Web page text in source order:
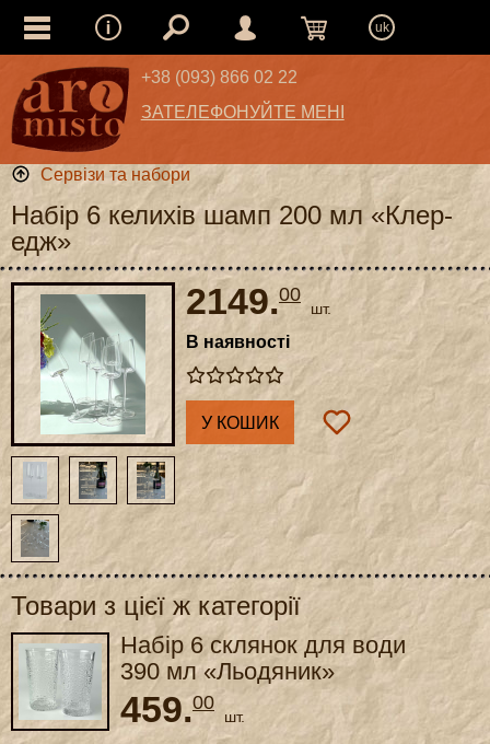
uk
+38 (093) 866 02 22
ЗАТЕЛЕФОНУЙТЕ МЕНІ
Сервізи та набори
Набір 6 келихів шамп 200 мл «Клер-
едж»
2149.00
шт.
В наявності
У КОШИК
Товари з цієї ж категорії
Набір 6 склянок для води
390 мл «Льодяник»
459.00
шт.